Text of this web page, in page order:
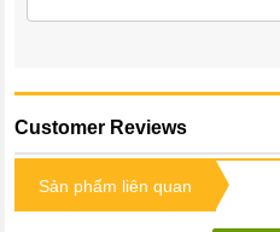
Customer Reviews
Sản phẩm liên quan